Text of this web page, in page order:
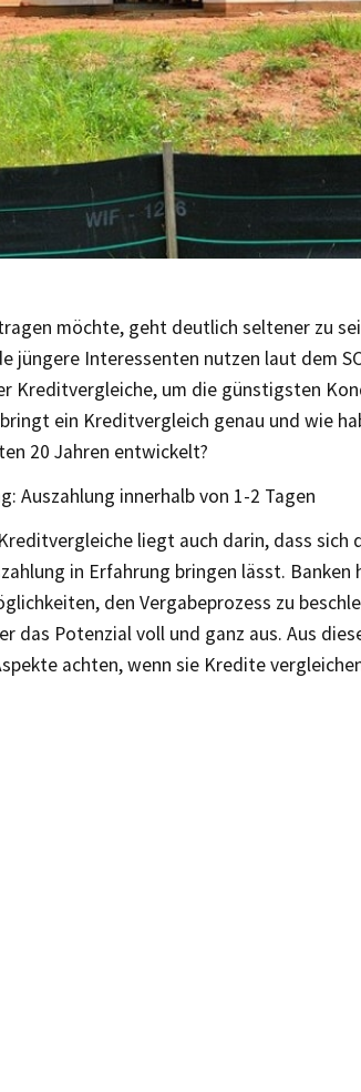
möchte, geht deutlich seltener zu
jüngere Interessenten nutzen laut dem
Kreditvergleiche, um die günstigsten
ein Kreditvergleich genau und wie
20 Jahren entwickelt?
Auszahlung innerhalb von 1-2 Tagen
liegt auch darin, dass sich
in Erfahrung bringen lässt. Banken
den Vergabeprozess zu
das Potenzial voll und ganz aus. Aus
achten, wenn sie Kredite